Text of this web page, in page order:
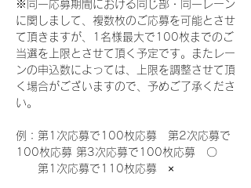
※同一応募期間における同じ部・同一レーン
に関しまして、複数枚のご応募を可能とさせ
て頂きますが、1名様最大で100枚までのご
当選を上限とさせて頂く予定です。またレー
ンの申込数によっては、上限を調整させて頂
く場合がございますので、予めご了承くださ
い。
例：第1次応募で100枚応募　第2次応募で
100枚応募 第3次応募で100枚応募　〇
第1次応募で110枚応募　×